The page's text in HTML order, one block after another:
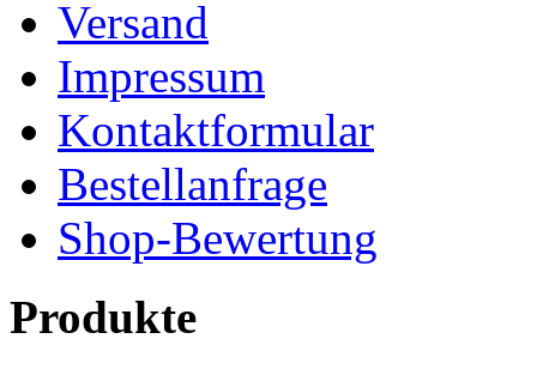
Versand
Impressum
Kontaktformular
Bestellanfrage
Shop-Bewertung
Produkte